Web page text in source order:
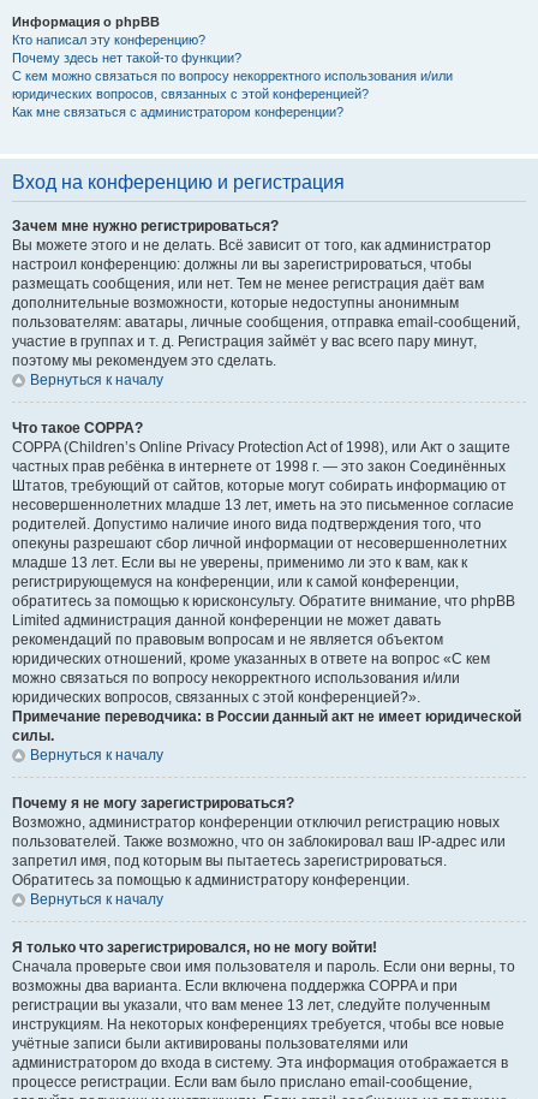
Информация о phpBB
Кто написал эту конференцию?
Почему здесь нет такой-то функции?
С кем можно связаться по вопросу некорректного использования и/или
юридических вопросов, связанных с этой конференцией?
Как мне связаться с администратором конференции?
Вход на конференцию и регистрация
Зачем мне нужно регистрироваться?
Вы можете этого и не делать. Всё зависит от того, как администратор
настроил конференцию: должны ли вы зарегистрироваться, чтобы
размещать сообщения, или нет. Тем не менее регистрация даёт вам
дополнительные возможности, которые недоступны анонимным
пользователям: аватары, личные сообщения, отправка email-сообщений,
участие в группах и т. д. Регистрация займёт у вас всего пару минут,
поэтому мы рекомендуем это сделать.
Вернуться к началу
Что такое COPPA?
COPPA (Children’s Online Privacy Protection Act of 1998), или Акт о защите
частных прав ребёнка в интернете от 1998 г. — это закон Соединённых
Штатов, требующий от сайтов, которые могут собирать информацию от
несовершеннолетних младше 13 лет, иметь на это письменное согласие
родителей. Допустимо наличие иного вида подтверждения того, что
опекуны разрешают сбор личной информации от несовершеннолетних
младше 13 лет. Если вы не уверены, применимо ли это к вам, как к
регистрирующемуся на конференции, или к самой конференции,
обратитесь за помощью к юрисконсульту. Обратите внимание, что phpBB
Limited администрация данной конференции не может давать
рекомендаций по правовым вопросам и не является объектом
юридических отношений, кроме указанных в ответе на вопрос «С кем
можно связаться по вопросу некорректного использования и/или
юридических вопросов, связанных с этой конференцией?».
Примечание переводчика: в России данный акт не имеет юридической
силы.
Вернуться к началу
Почему я не могу зарегистрироваться?
Возможно, администратор конференции отключил регистрацию новых
пользователей. Также возможно, что он заблокировал ваш IP-адрес или
запретил имя, под которым вы пытаетесь зарегистрироваться.
Обратитесь за помощью к администратору конференции.
Вернуться к началу
Я только что зарегистрировался, но не могу войти!
Сначала проверьте свои имя пользователя и пароль. Если они верны, то
возможны два варианта. Если включена поддержка COPPA и при
регистрации вы указали, что вам менее 13 лет, следуйте полученным
инструкциям. На некоторых конференциях требуется, чтобы все новые
учётные записи были активированы пользователями или
администратором до входа в систему. Эта информация отображается в
процессе регистрации. Если вам было прислано email-сообщение,